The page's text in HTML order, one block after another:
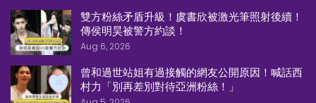
雙方粉絲矛盾升級！虞書欣被激光筆照射後續！
傳侯明昊被警方約談！
Aug 6, 2026
曾和過世站姐有過接觸的網友公開原因！喊話西
村力「別再差別對待亞洲粉絲！」